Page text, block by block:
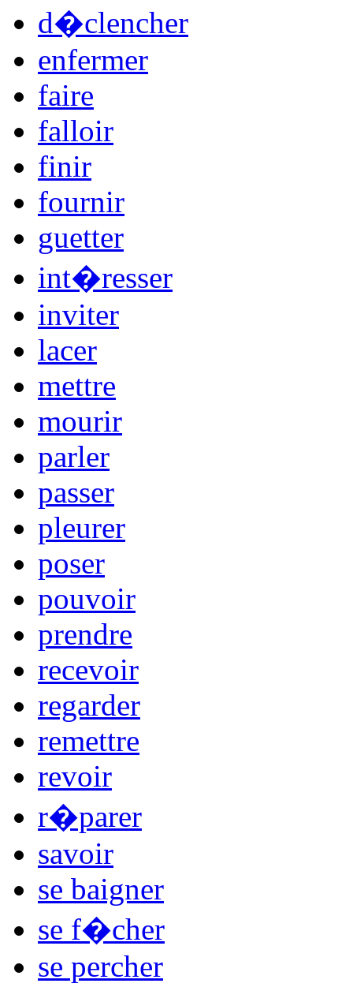
d�clencher
enfermer
faire
falloir
finir
fournir
guetter
int�resser
inviter
lacer
mettre
mourir
parler
passer
pleurer
poser
pouvoir
prendre
recevoir
regarder
remettre
revoir
r�parer
savoir
se baigner
se f�cher
se percher